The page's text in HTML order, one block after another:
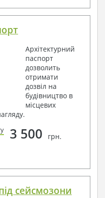
Архітектурний
паспорт
дозволить
отримати
дозвіл на
будівництво в
місцевих
3 500 грн.
сейсмозони